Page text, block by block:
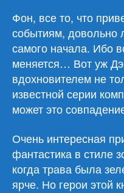
Фон, все то, что
событиям, довольно
самого начала. Ибо
меняется… Вот уж
вдохновителем не
известной серии
может это
Очень интересная
фантастика в стиле
когда трава была
ярче. Но герои этой